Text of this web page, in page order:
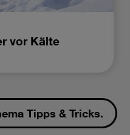
vor Kälte
Tipps & Tricks.